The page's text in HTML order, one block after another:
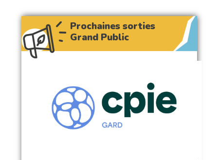
Prochaines sorties
Grand Public